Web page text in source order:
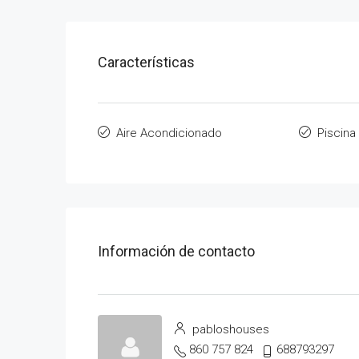
Características
Aire Acondicionado Piscina
Información de contacto
pabloshouses
860 757 824
688793297